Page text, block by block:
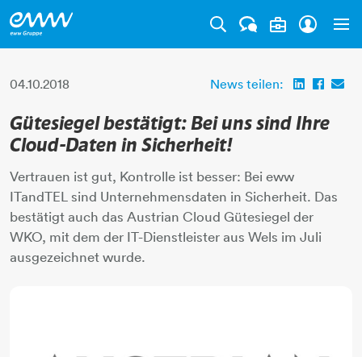
04.10.2018 News teilen:
Gütesiegel bestätigt: Bei uns sind Ihre
Cloud-Daten in Sicherheit!
Vertrauen ist gut, Kontrolle ist besser: Bei eww
ITandTEL sind Unternehmensdaten in Sicherheit. Das
bestätigt auch das Austrian Cloud Gütesiegel der
WKO, mit dem der IT-Dienstleister aus Wels im Juli
ausgezeichnet wurde.